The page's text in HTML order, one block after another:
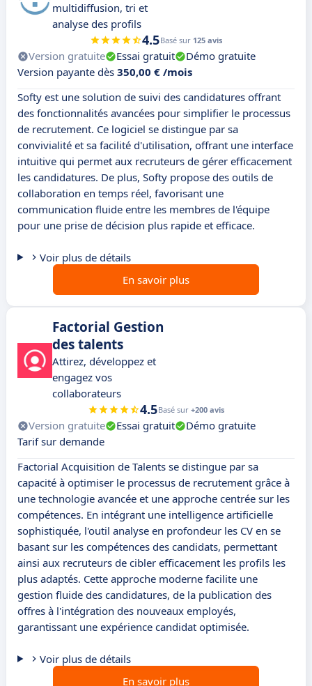
multidiffusion, tri et
analyse des profils
4.5Basé sur 125 avis
Version gratuite Essai gratuit
Démo gratuite
Version payante dès 350,00 € /mois
Softy est une solution de suivi des candidatures offrant
des fonctionnalités avancées pour simplifier le processus
de recrutement. Ce logiciel se distingue par sa
convivialité et sa facilité d'utilisation, offrant une interface
intuitive qui permet aux recruteurs de gérer efficacement
les candidatures. De plus, Softy propose des outils de
collaboration en temps réel, favorisant une
communication fluide entre les membres de l'équipe
pour une prise de décision plus rapide et efficace.
Voir plus de détails
En savoir plus
Factorial Gestion
des talents
Attirez, développez et
engagez vos
collaborateurs
4.5Basé sur +200 avis
Version gratuite Essai gratuit
Démo gratuite
Tarif sur demande
Factorial Acquisition de Talents se distingue par sa
capacité à optimiser le processus de recrutement grâce à
une technologie avancée et une approche centrée sur les
compétences. En intégrant une intelligence artificielle
sophistiquée, l'outil analyse en profondeur les CV en se
basant sur les compétences des candidats, permettant
ainsi aux recruteurs de cibler efficacement les profils les
plus adaptés. Cette approche moderne facilite une
gestion fluide des candidatures, de la publication des
offres à l'intégration des nouveaux employés,
garantissant une expérience candidat optimisée.
Voir plus de détails
En savoir plus